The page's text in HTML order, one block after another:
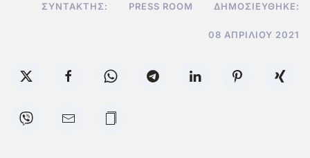
ΣΥΝΤΆΚΤΗΣ: PRESS ROOM ΔΗΜΟΣΙΕΎΘΗΚΕ:
08 ΑΠΡΙΛΊΟΥ 2021